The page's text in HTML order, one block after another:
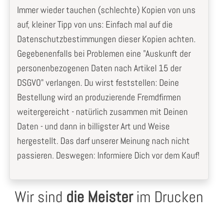
Immer wieder tauchen (schlechte) Kopien von uns
auf, kleiner Tipp von uns: Einfach mal auf die
Datenschutzbestimmungen dieser Kopien achten.
Gegebenenfalls bei Problemen eine "Auskunft der
personenbezogenen Daten nach Artikel 15 der
DSGVO" verlangen. Du wirst feststellen: Deine
Bestellung wird an produzierende Fremdfirmen
weitergereicht - natürlich zusammen mit Deinen
Daten - und dann in billigster Art und Weise
hergestellt. Das darf unserer Meinung nach nicht
passieren. Deswegen: Informiere Dich vor dem Kauf!
Wir sind die Meisterim Drucken